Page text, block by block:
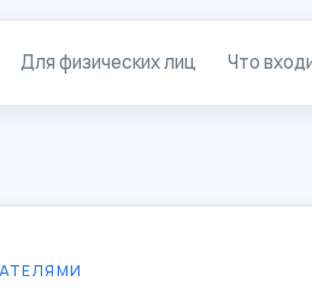
Для физических лиц Что